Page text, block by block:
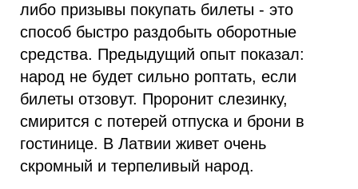
либо призывы покупать билеты - это
способ быстро раздобыть оборотные
средства. Предыдущий опыт показал:
народ не будет сильно роптать, если
билеты отзовут. Проронит слезинку,
смирится с потерей отпуска и брони в
гостинице. В Латвии живет очень
скромный и терпеливый народ.